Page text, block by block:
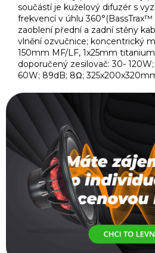
součástí je kuželový difuzér s
frekvencí v úhlu 360°(BassTrax™
zaoblení přední a zadní stěny
vlnění ozvučnice; koncentrický
150mm MF/LF, 1x25mm
doporučený zesilovač: 30-
60W; 89dB; 8Ω;